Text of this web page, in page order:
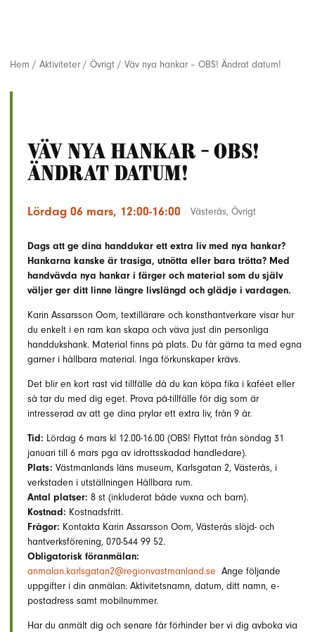
Hem / Aktiviteter / Övrigt / Väv nya hankar – OBS! Ändrat datum!
Väv nya hankar - OBS!
Ändrat datum!
Lördag 06 mars, 12:00-16:00 Västerås, Övrigt
Dags att ge dina handdukar ett extra liv med nya hankar?
Hankarna kanske är trasiga, utnötta eller bara trötta? Med
handvävda nya hankar i färger och material som du själv
väljer ger ditt linne längre livslängd och glädje i vardagen.
Karin Assarsson Oom, textillärare och konsthantverkare visar hur
du enkelt i en ram kan skapa och väva just din personliga
handdukshank. Material finns på plats. Du får gärna ta med egna
garner i hållbara material. Inga förkunskaper krävs.
Det blir en kort rast vid tillfälle då du kan köpa fika i kaféet eller
så tar du med dig eget. Prova på-tillfälle för dig som är
intresserad av att ge dina prylar ett extra liv, från 9 år.
Tid: Lördag 6 mars kl 12.00-16.00 (OBS! Flyttat från söndag 31
januari till 6 mars pga av idrottsskadad handledare).
Plats: Västmanlands läns museum, Karlsgatan 2, Västerås, i
verkstaden i utställningen Hållbara rum.
Antal platser: 8 st (inkluderat både vuxna och barn).
Kostnad: Kostnadsfritt.
Frågor: Kontakta Karin Assarsson Oom, Västerås slöjd- och
hantverksförening, 070-544 99 52.
Obligatorisk föranmälan:
anmalan.karlsgatan2@regionvastmanland.se Ange följande
uppgifter i din anmälan: Aktivitetsnamn, datum, ditt namn, e-
postadress samt mobilnummer.
Har du anmält dig och senare får förhinder ber vi dig avboka via